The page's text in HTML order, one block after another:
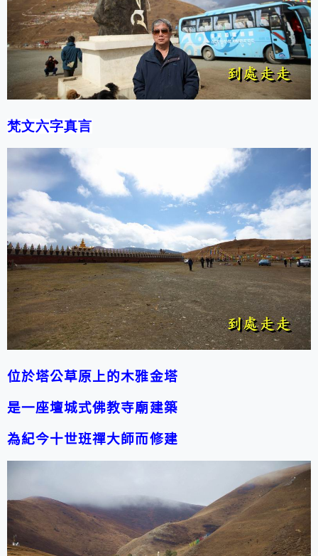
梵文六字真言
位於塔公草原上的木雅金塔
是一座壇城式佛教寺廟建築
為紀今十世班禪大師而修建